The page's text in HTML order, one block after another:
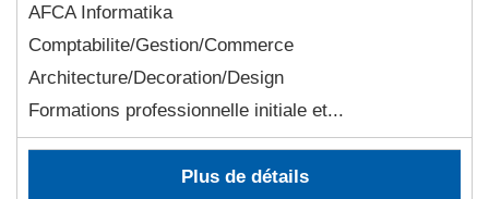
AFCA Informatika
Comptabilite/Gestion/Commerce
Architecture/Decoration/Design
Formations professionnelle initiale et...
Plus de détails